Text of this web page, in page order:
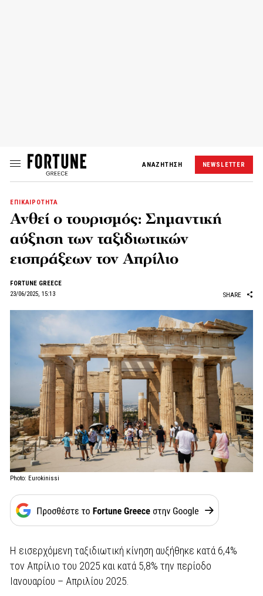
ΑΝΑΖΗΤΗΣΗ NEWSLETTER
ΕΠΙΚΑΙΡΟΤΗΤΑ
Ανθεί ο τουρισμός: Σημαντική
αύξηση των ταξιδιωτικών
εισπράξεων τον Απρίλιο
FORTUNE GREECE
23/06/2025, 15:13
SHARE
Photo: Eurokinissi
Η εισερχόμενη ταξιδιωτική κίνηση αυξήθηκε κατά 6,4%
τον Απρίλιο του 2025 και κατά 5,8% την περίοδο
Ιανουαρίου – Απριλίου 2025.